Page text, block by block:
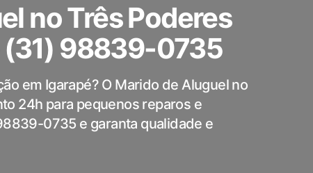
no Três Poderes
(31) 98839-0735
em Igarapé? O Marido de Aluguel no
24h para pequenos reparos e
0735 e garanta qualidade e